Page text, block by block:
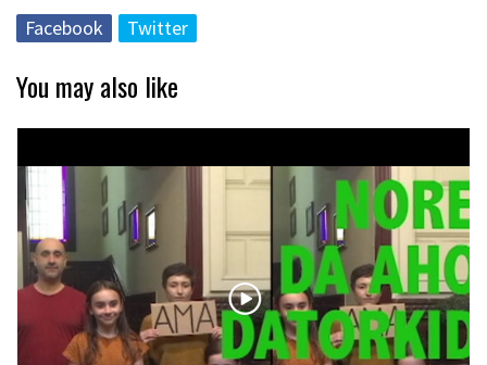
Facebook Twitter
You may also like